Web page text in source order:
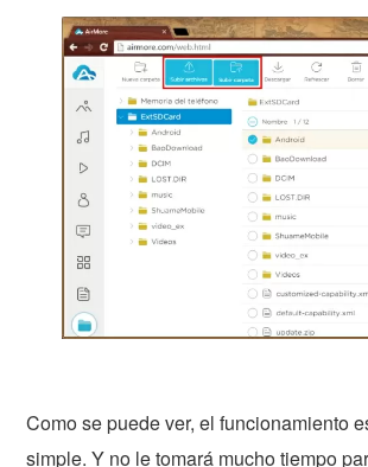
Como se puede ver, el funcionamiento
simple. Y no le tomará mucho tiempo